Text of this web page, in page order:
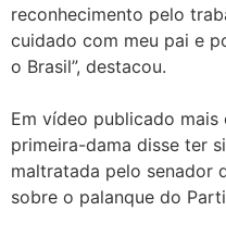
reconhecimento pelo
cuidado com meu pai e
o Brasil”, destacou.
Em vídeo publicado
primeira-dama disse ter
maltratada pelo senador
sobre o palanque do